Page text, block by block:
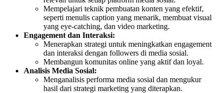
Mempelajari teknik pembuatan konten yang efektif,
seperti menulis caption yang menarik, membuat visual
yang eye-catching, dan video marketing.
Engagement dan Interaksi:
Menerapkan strategi untuk meningkatkan engagement
dan interaksi dengan followers di media sosial.
Membangun komunitas online yang aktif dan loyal.
Analisis Media Sosial:
Menganalisis performa media sosial dan mengukur
hasil dari strategi marketing yang diterapkan.